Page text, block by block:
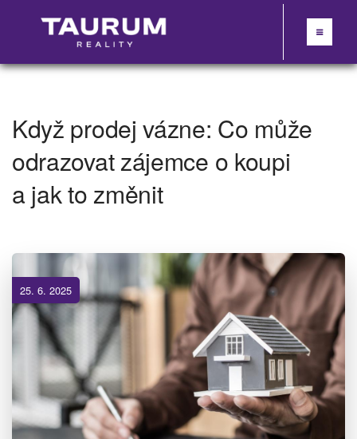
Když prodej vázne: Co může
odrazovat zájemce o koupi
a jak to změnit
25. 6. 2025